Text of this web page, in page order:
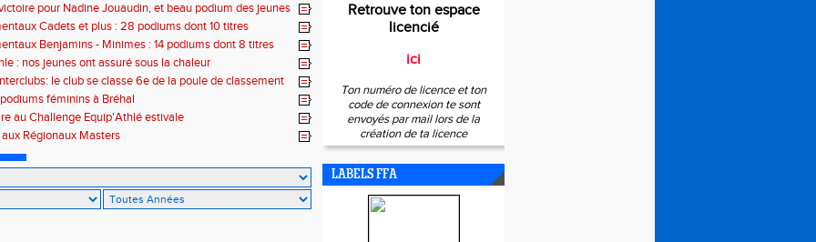
pour Nadine Jouaudin, et beau podium des jeunes
à Saint-LoupCadets et plus : 28 podiums dont 10 titres
Benjamins - Minimes : 14 podiums dont 8 titres
: nos jeunes ont assuré sous la chaleur
le club se classe 6e de la poule de classement
féminins à Bréhal
au Challenge Equip'Athlé estivale
Régionaux Masters
Retrouve ton espace
licencié
ici
Ton numéro de licence et ton
code de connexion te sont
envoyés par mail lors de la
création de ta licence
LABELS FFA